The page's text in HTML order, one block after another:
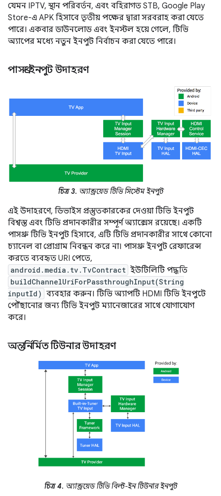
যেমন IPTV, স্থান পরিবর্তন, এবং বহিরাগত STB, Google Play
Store-এ APK হিসাবে তৃতীয় পক্ষের দ্বারা সরবরাহ করা যেতে
পারে। একবার ডাউনলোড এবং ইনস্টল হয়ে গেলে, টিভি
অ্যাপের মধ্যে নতুন ইনপুট নির্বাচন করা যেতে পারে।
পাসথ্রু ইনপুট উদাহরণ
চিত্র 3. অ্যান্ড্রয়েড টিভি সিস্টেম ইনপুট
এই উদাহরণে, ডিভাইস প্রস্তুতকারকের দেওয়া টিভি ইনপুট
বিশ্বস্ত এবং টিভি প্রদানকারীর সম্পূর্ণ অ্যাক্সেস রয়েছে। একটি
পাসথ্রু টিভি ইনপুট হিসাবে, এটি টিভি প্রদানকারীর সাথে কোনো
চ্যানেল বা প্রোগ্রাম নিবন্ধন করে না। পাসথ্রু ইনপুট রেফারেন্স
করতে ব্যবহৃত URI পেতে,
android.media.tv.TvContract ইউটিলিটি পদ্ধতি
buildChannelUriForPassthroughInput(String
inputId) ব্যবহার করুন। টিভি অ্যাপটি HDMI টিভি ইনপুটে
পৌঁছানোর জন্য টিভি ইনপুট ম্যানেজারের সাথে যোগাযোগ
করে।
অন্তর্নির্মিত টিউনার উদাহরণ
চিত্র 4. অ্যান্ড্রয়েড টিভি বিল্ট-ইন টিউনার ইনপুট